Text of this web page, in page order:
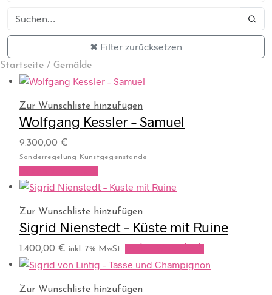
✖ Filter zurücksetzen
Startseite / Gemälde
Zur Wunschliste hinzufügen
Wolfgang Kessler – Samuel
9.300,00 €
Sonderregelung Kunstgegenstände
Zur Wunschliste hinzufügen
Sigrid Nienstedt – Küste mit Ruine
1.400,00 € inkl. 7% MwSt.
Zur Wunschliste hinzufügen